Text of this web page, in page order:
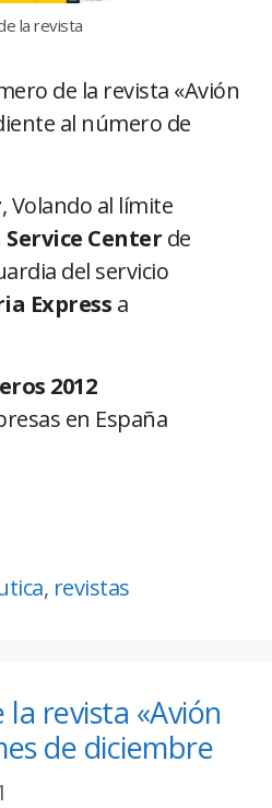
la revista
de la revista «Avión
al número de
, Volando al límite
Center de
del servicio
Express a
2012
en España
, revistas
revista «Avión
de diciembre